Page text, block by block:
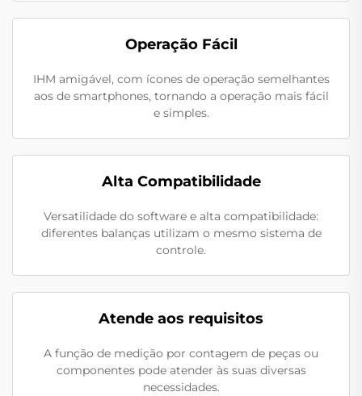
Operação Fácil
IHM amigável, com ícones de operação semelhantes
aos de smartphones, tornando a operação mais fácil
e simples.
Alta Compatibilidade
Versatilidade do software e alta compatibilidade:
diferentes balanças utilizam o mesmo sistema de
controle.
Atende aos requisitos
A função de medição por contagem de peças ou
componentes pode atender às suas diversas
necessidades.